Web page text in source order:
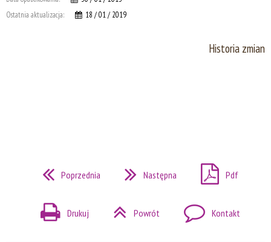
Ostatnia aktualizacja:
18 / 01 / 2019
Historia zmian
Poprzednia Następna Pdf
Drukuj Powrót Kontakt